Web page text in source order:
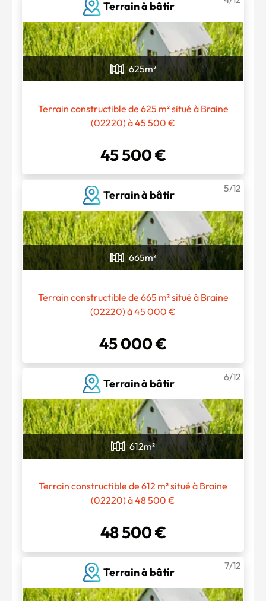
Chargement...
Terrain à bâtir
625m²
Terrain constructible de 625 m² situé à Braine
(02220) à 45 500 €
45 500 €
Terrain à bâtir
5/12
665m²
Terrain constructible de 665 m² situé à Braine
(02220) à 45 000 €
45 000 €
Terrain à bâtir
6/12
612m²
Terrain constructible de 612 m² situé à Braine
(02220) à 48 500 €
48 500 €
Terrain à bâtir
7/12